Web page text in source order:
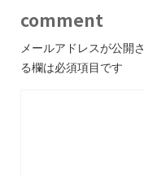
comment
メールアドレスが公開
る欄は必須項目です